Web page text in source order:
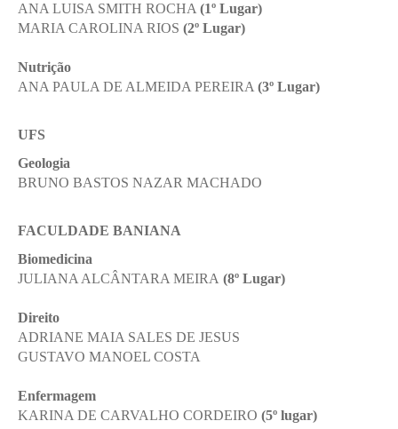
ANA LUISA SMITH ROCHA (1º Lugar)
MARIA CAROLINA RIOS (2º Lugar)
Nutrição
ANA PAULA DE ALMEIDA PEREIRA (3º Lugar)
UFS
Geologia
BRUNO BASTOS NAZAR MACHADO
FACULDADE BANIANA
Biomedicina
JULIANA ALCÂNTARA MEIRA (8º Lugar)
Direito
ADRIANE MAIA SALES DE JESUS
GUSTAVO MANOEL COSTA
Enfermagem
KARINA DE CARVALHO CORDEIRO (5º lugar)